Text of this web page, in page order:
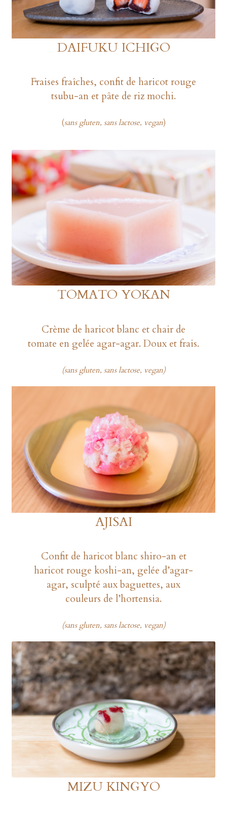
DAIFUKU ICHIGO
Fraises fraîches, confit de haricot rouge
tsubu-an et pâte de riz mochi.
(sans gluten, sans lactose, vegan)
TOMATO YOKAN
Crème de haricot blanc et chair de
tomate en gelée agar-agar. Doux et frais.
(sans gluten, sans lactose, vegan)
AJISAI
Confit de haricot blanc shiro-an et
haricot rouge koshi-an, gelée d’agar-
agar, sculpté aux baguettes, aux
couleurs de l’hortensia.
(sans gluten, sans lactose, vegan)
MIZU KINGYO